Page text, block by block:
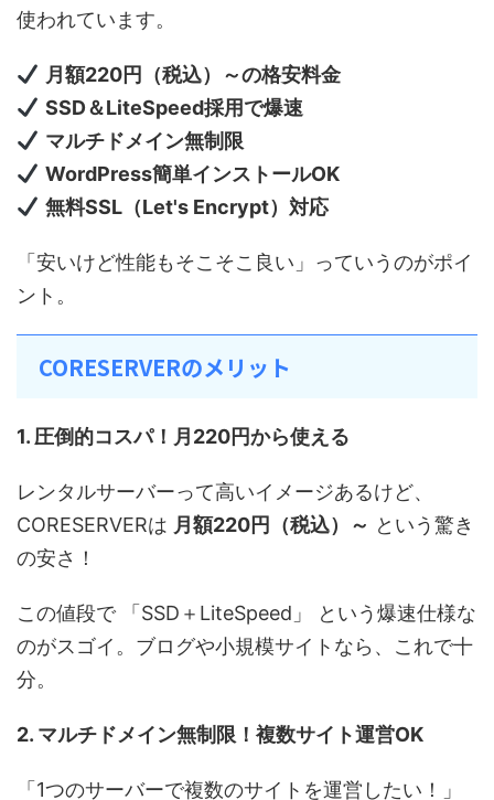
使われています。
月額220円（税込）～の格安料金
SSD＆LiteSpeed採用で爆速
マルチドメイン無制限
WordPress簡単インストールOK
無料SSL（Let's Encrypt）対応
「安いけど性能もそこそこ良い」っていうのがポイ
ント。
CORESERVERのメリット
1. 圧倒的コスパ！月220円から使える
レンタルサーバーって高いイメージあるけど、
CORESERVERは 月額220円（税込）～ という驚き
の安さ！
この値段で 「SSD＋LiteSpeed」 という爆速仕様な
のがスゴイ。ブログや小規模サイトなら、これで十
分。
2. マルチドメイン無制限！複数サイト運営OK
「1つのサーバーで複数のサイトを運営したい！」